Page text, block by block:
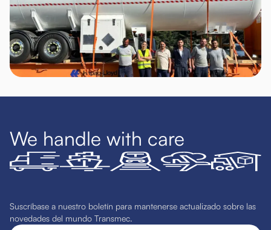
We handle with care
Suscríbase a nuestro boletín para mantenerse actualizado sobre las
novedades del mundo Transmec.